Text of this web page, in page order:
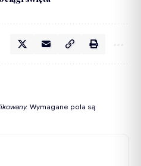
Wymagane pola są